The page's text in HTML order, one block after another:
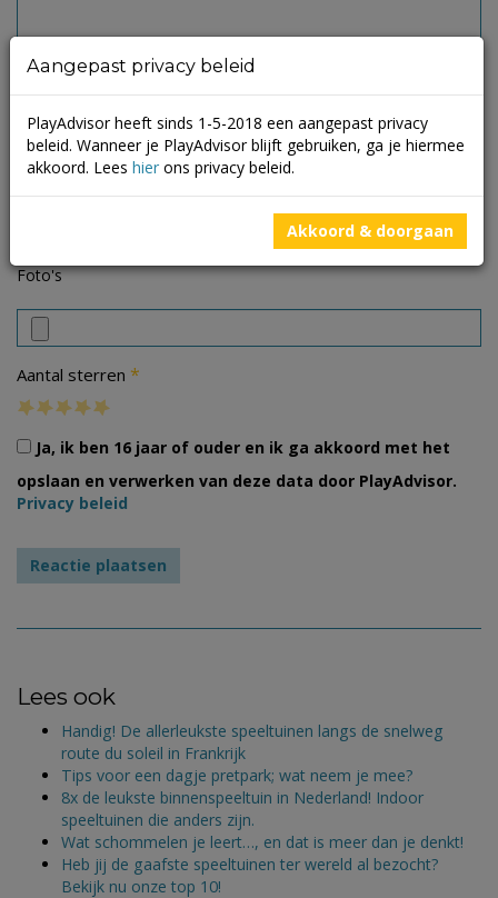
Foto's
Aantal sterren *
Ja, ik ben 16 jaar of ouder en ik ga akkoord met het
opslaan en verwerken van deze data door PlayAdvisor.
Privacy beleid
Lees ook
Handig! De allerleukste speeltuinen langs de snelweg
route du soleil in Frankrijk
Tips voor een dagje pretpark; wat neem je mee?
8x de leukste binnenspeeltuin in Nederland! Indoor
speeltuinen die anders zijn.
Wat schommelen je leert…, en dat is meer dan je denkt!
Heb jij de gaafste speeltuinen ter wereld al bezocht?
Bekijk nu onze top 10!
Aangepast privacy beleid
PlayAdvisor heeft sinds 1-5-2018 een aangepast privacy
beleid. Wanneer je PlayAdvisor blijft gebruiken, ga je hiermee
akkoord. Lees hier ons privacy beleid.
Akkoord & doorgaan